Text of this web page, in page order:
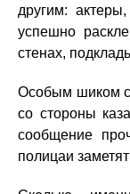
другим:
успешно
стенах,
Особым шиком
со стороны
сообщение
полицаи